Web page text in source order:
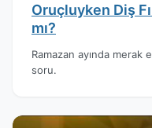
Oruçluyken Diş
mı?
Ramazan ayında merak
soru.